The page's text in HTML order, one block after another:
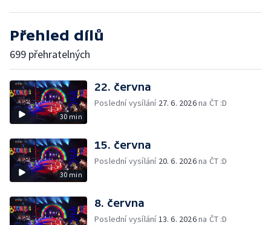
Přehled dílů
699 přehratelných
30 min
22. června
Poslední vysílání 27. 6. 2026na ČT :D
30 min
15. června
Poslední vysílání 20. 6. 2026na ČT :D
8. června
Poslední vysílání13. 6. 2026na ČT :D